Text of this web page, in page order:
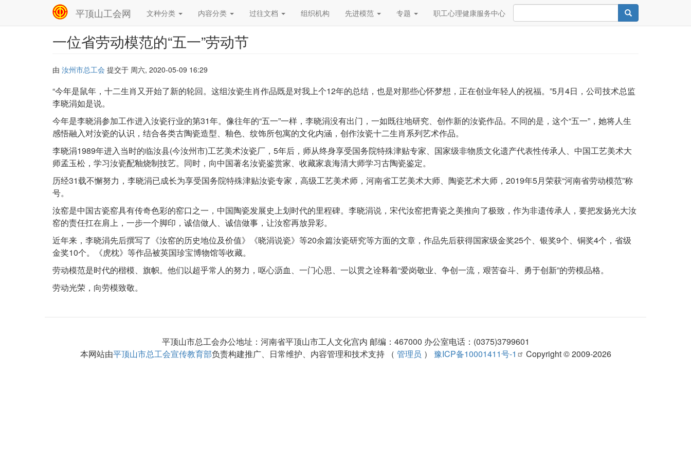
平顶山工会网
Main
navigation
文种分类 内容分类 过往文档 组织机构 先进模范 专题 职工心理健康服务中心
Search
Search
一位省劳动模范的“五一”劳动节
由 汝州市总工会 提交于 周六, 2020-05-09 16:29
“今年是鼠年，十二生肖又开始了新的轮回。这组汝瓷生肖作品既是对我上个12年的总结，也是对那些心怀梦想，正在创业年轻人的祝福。”5月4日，公司技术总监
李晓涓如是说。
今年是李晓涓参加工作进入汝瓷行业的第31年。像往年的“五一”一样，李晓涓没有出门，一如既往地研究、创作新的汝瓷作品。不同的是，这个“五一”，她将人生
感悟融入对汝瓷的认识，结合各类古陶瓷造型、釉色、纹饰所包寓的文化内涵，创作汝瓷十二生肖系列艺术作品。
李晓涓1989年进入当时的临汝县(今汝州市)工艺美术汝瓷厂，5年后，师从终身享受国务院特殊津贴专家、国家级非物质文化遗产代表性传承人、中国工艺美术大
师孟玉松，学习汝瓷配釉烧制技艺。同时，向中国著名汝瓷鉴赏家、收藏家袁海清大师学习古陶瓷鉴定。
历经31载不懈努力，李晓涓已成长为享受国务院特殊津贴汝瓷专家，高级工艺美术师，河南省工艺美术大师、陶瓷艺术大师，2019年5月荣获“河南省劳动模范”称
号。
汝窑是中国古瓷窑具有传奇色彩的窑口之一，中国陶瓷发展史上划时代的里程碑。李晓涓说，宋代汝窑把青瓷之美推向了极致，作为非遗传承人，要把发扬光大汝
窑的责任扛在肩上，一步一个脚印，诚信做人、诚信做事，让汝窑再放异彩。
近年来，李晓涓先后撰写了《汝窑的历史地位及价值》《晓涓说瓷》等20余篇汝瓷研究等方面的文章，作品先后获得国家级金奖25个、银奖9个、铜奖4个，省级
金奖10个。《虎枕》等作品被英国珍宝博物馆等收藏。
劳动模范是时代的楷模、旗帜。他们以超乎常人的努力，呕心沥血、一门心思、一以贯之诠释着“爱岗敬业、争创一流，艰苦奋斗、勇于创新”的劳模品格。
劳动光荣，向劳模致敬。
平顶山市总工会办公地址：河南省平顶山市工人文化宫内 邮编：467000 办公室电话：(0375)3799601
本网站由平顶山市总工会宣传教育部负责构建推广、日常维护、内容管理和技术支持 （ 管理员 ） 豫ICP备10001411号-1 Copyright © 2009-2026